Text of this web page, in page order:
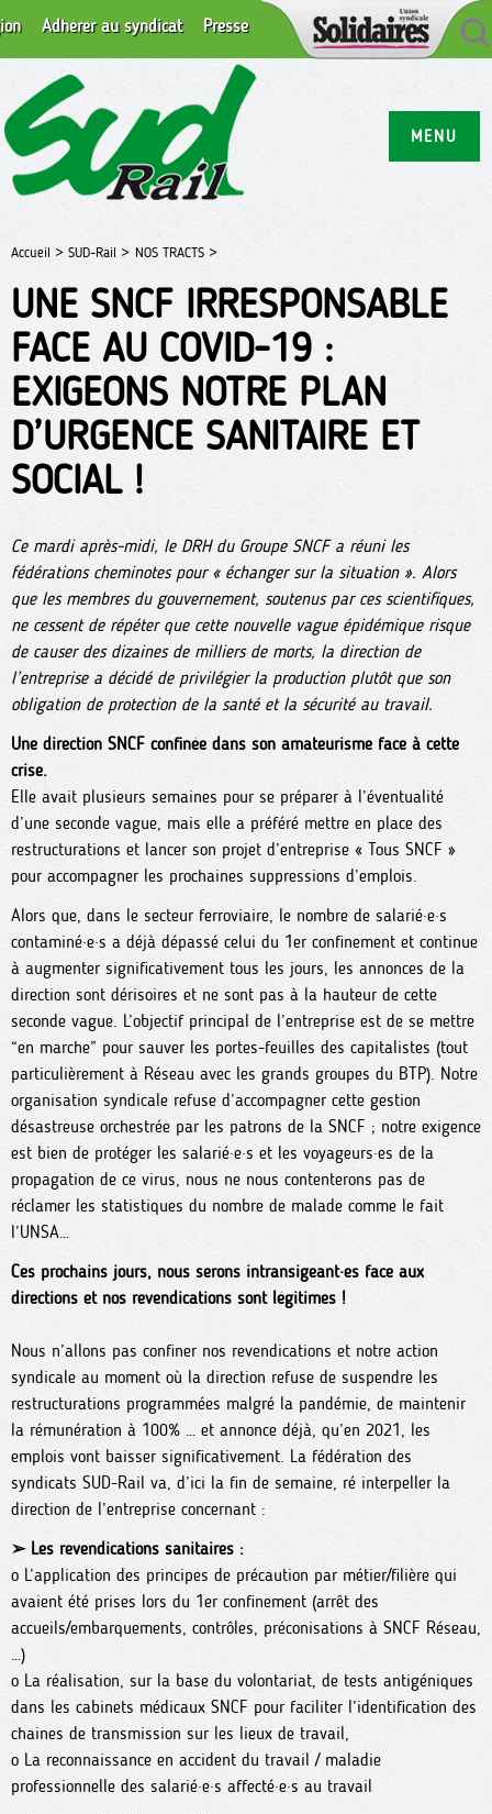
MENU
Adhérer au syndicat Presse
Accueil > SUD-Rail > NOS TRACTS >
UNE SNCF IRRESPONSABLE
FACE AU COVID-19 :
EXIGEONS NOTRE PLAN
D’URGENCE SANITAIRE ET
SOCIAL !
Ce mardi après-midi, le DRH du Groupe SNCF a réuni les
fédérations cheminotes pour « échanger sur la situation ». Alors
que les membres du gouvernement, soutenus par ces scientifiques,
ne cessent de répéter que cette nouvelle vague épidémique risque
de causer des dizaines de milliers de morts, la direction de
l’entreprise a décidé de privilégier la production plutôt que son
obligation de protection de la santé et la sécurité au travail.
Une direction SNCF confinée dans son amateurisme face à cette
crise.
Elle avait plusieurs semaines pour se préparer à l’éventualité
d’une seconde vague, mais elle a préféré mettre en place des
restructurations et lancer son projet d’entreprise « Tous SNCF »
pour accompagner les prochaines suppressions d’emplois.
Alors que, dans le secteur ferroviaire, le nombre de salarié·e·s
contaminé·e·s a déjà dépassé celui du 1er confinement et continue
à augmenter significativement tous les jours, les annonces de la
direction sont dérisoires et ne sont pas à la hauteur de cette
seconde vague. L’objectif principal de l’entreprise est de se mettre
“en marche” pour sauver les portes-feuilles des capitalistes (tout
particulièrement à Réseau avec les grands groupes du BTP). Notre
organisation syndicale refuse d’accompagner cette gestion
désastreuse orchestrée par les patrons de la SNCF ; notre exigence
est bien de protéger les salarié·e·s et les voyageurs·es de la
propagation de ce virus, nous ne nous contenterons pas de
réclamer les statistiques du nombre de malade comme le fait
l’UNSA…
Ces prochains jours, nous serons intransigeant·es face aux
directions et nos revendications sont légitimes !
Nous n’allons pas confiner nos revendications et notre action
syndicale au moment où la direction refuse de suspendre les
restructurations programmées malgré la pandémie, de maintenir
la rémunération à 100% … et annonce déjà, qu’en 2021, les
emplois vont baisser significativement. La fédération des
syndicats SUD-Rail va, d’ici la fin de semaine, ré interpeller la
direction de l’entreprise concernant :
➢ Les revendications sanitaires :
o L’application des principes de précaution par métier/filière qui
avaient été prises lors du 1er confinement (arrêt des
accueils/embarquements, contrôles, préconisations à SNCF Réseau,
…)
o La réalisation, sur la base du volontariat, de tests antigéniques
dans les cabinets médicaux SNCF pour faciliter l’identification des
chaines de transmission sur les lieux de travail,
o La reconnaissance en accident du travail / maladie
professionnelle des salarié·e·s affecté·e·s au travail